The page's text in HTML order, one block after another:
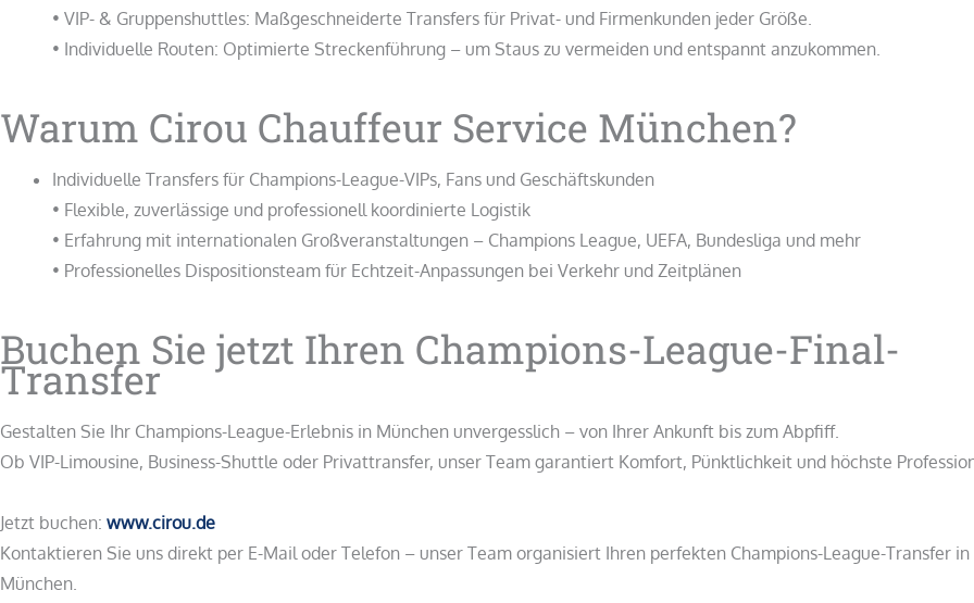
• VIP- & Gruppenshuttles: Maßgeschneiderte Transfers für Privat- und Firmenkunden jeder Größe.
• Individuelle Routen: Optimierte Streckenführung – um Staus zu vermeiden und entspannt anzukommen.
Warum Cirou Chauffeur Service München?
Individuelle Transfers für Champions-League-VIPs, Fans und Geschäftskunden
• Flexible, zuverlässige und professionell koordinierte Logistik
• Erfahrung mit internationalen Großveranstaltungen – Champions League, UEFA, Bundesliga und mehr
• Professionelles Dispositionsteam für Echtzeit-Anpassungen bei Verkehr und Zeitplänen
Buchen Sie jetzt Ihren Champions-League-Final-
Transfer
Gestalten Sie Ihr Champions-League-Erlebnis in München unvergesslich – von Ihrer Ankunft bis zum Abpfiff.
Ob VIP-Limousine, Business-Shuttle oder Privattransfer, unser Team garantiert Komfort, Pünktlichkeit und höchste
Jetzt buchen: www.cirou.de
Kontaktieren Sie uns direkt per E-Mail oder Telefon – unser Team organisiert Ihren perfekten Champions-League-Transfer in
München.